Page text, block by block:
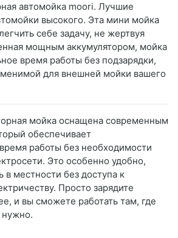
автомойка moori. Лучшие
высокого. Эта мини мойка
себе задачу, не жертвуя
мощным аккумулятором, мойка
время работы без подзарядки,
для внешней мойки вашего
мойка оснащена современным
обеспечивает
работы без необходимости
Это особенно удобно,
в местности без доступа к
Просто зарядите
и вы сможете работать там, где
нужно.